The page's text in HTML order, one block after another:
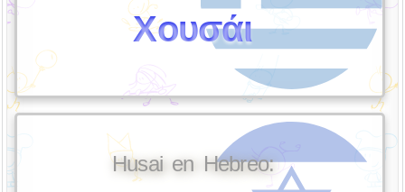
Χουσάι
Husai en Hebreo: